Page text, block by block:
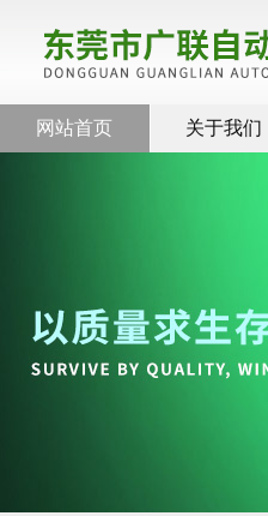
网站首页 关于我们